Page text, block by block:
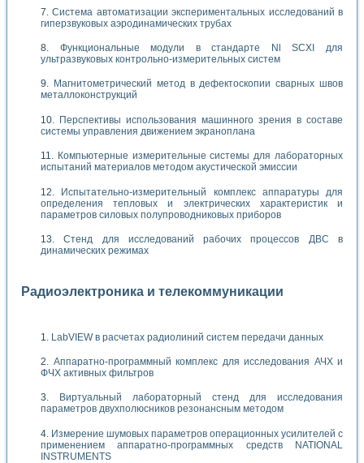
Система автоматизации экспериментальных исследований в
гиперзвуковых аэродинамических трубах
Функциональные модули в стандарте Nl SCXI для
ультразвуковых контрольно-измерительных систем
Магнитометрический метод в дефектоскопии сварных швов
металлоконструкций
Перспективы использования машинного зрения в составе
системы управления движением экраноплана
Компьютерные измерительные системы для лабораторных
испытаний материалов методом акустической эмиссии
Испытательно-измерительный комплекс аппаратуры для
определения тепловых и электрических характеристик и
параметров силовых полупроводниковых приборов
Стенд для исследований рабочих процессов ДВС в
динамических режимах
Радиоэлектроника и телекоммуникации
LabVIEW в расчетах радиолиний систем передачи данных
Аппаратно-программный комплекс для исследования АЧХ и
ФЧХ активных фильтров
Виртуальный лабораторный стенд для исследования
параметров двухполюсников резонансным методом
Измерение шумовых параметров операционных усилителей с
применением аппаратно-программных средств NATIONAL
INSTRUMENTS